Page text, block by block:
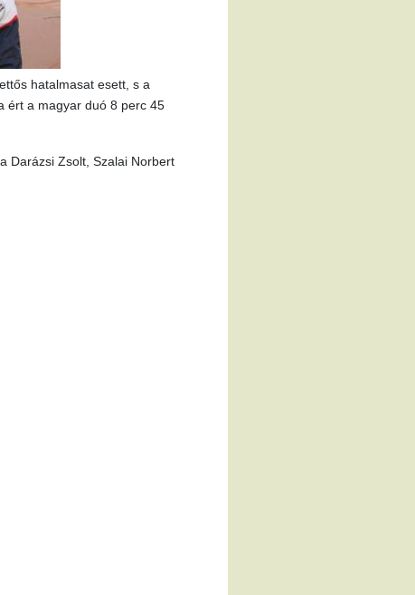
hatalmasat esett, s a
ért a magyar duó 8 perc 45
Darázsi Zsolt, Szalai Norbert